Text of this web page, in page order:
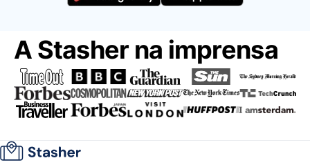
A Stasher na imprensa